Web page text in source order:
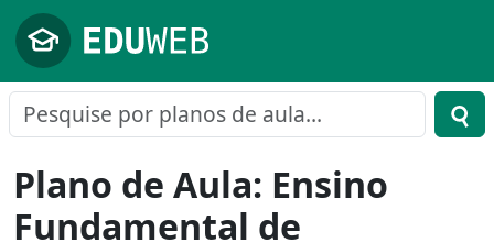
Pular para o conteúdo principal
Plano de Aula: Ensino
Fundamental de